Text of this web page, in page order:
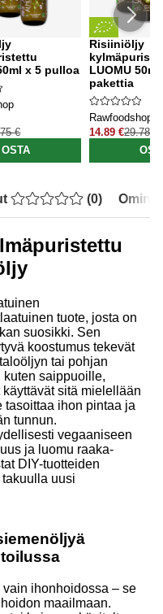
x 5 pulloa
€
OSTA
Risiiniöljy
LUOMU
pakettia
Rawfoodshop
14.89 €29.78 €
(0)
tuote, josta on
suosikki. Sen
koostumus tekevät
tai pohjan
saippuoille,
sitä mielellään
tasoittaa ihon pintaa ja
tunnun.
vegaaniseen
ja luomu raaka-
DIY-tuotteiden
uusi
ihonhoidossa – se
maailmaan.